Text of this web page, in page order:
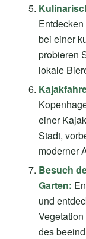
bei einer
probieren
lokale
einer
Stadt,
moderner
Besuch
Garten:
und
des